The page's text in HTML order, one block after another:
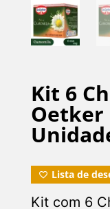
Kit 6
Oetker
Lista de
Kit com 6